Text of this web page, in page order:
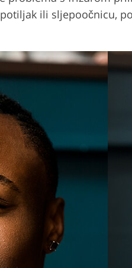
ili sljepoočnicu,